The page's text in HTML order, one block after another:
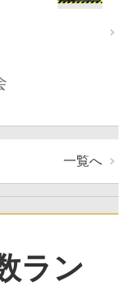
一覧へ
ラン